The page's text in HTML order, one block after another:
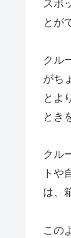
スポ
とが
クル
がち
とよ
とき
クル
トや
は、
この